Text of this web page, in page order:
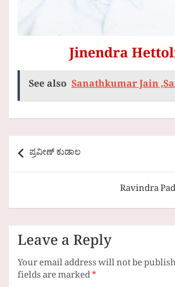
Jinendra
See also Sanathkumar Jain
Post
navigation
ಪ್ರವೀಣ್ ಕುಡಾಲ
Ravindra
Leave a Reply
Your email address will not be
fields are marked*